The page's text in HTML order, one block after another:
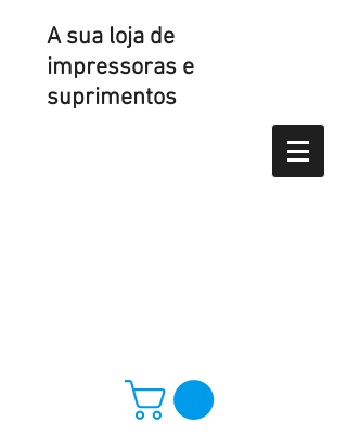
A sua loja de
impressoras e
suprimentos